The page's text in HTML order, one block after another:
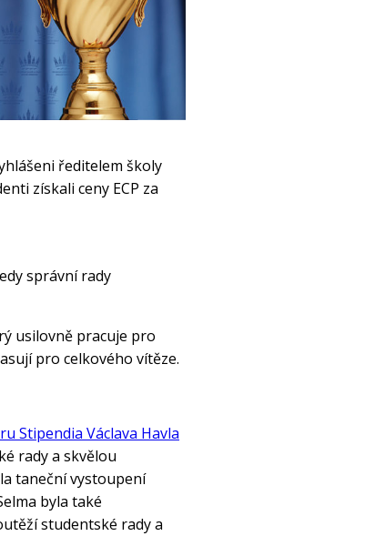
ředitelem školy
získali ceny ECP za
správní rady
usilovně pracuje pro
pro celkového vítěze.
Stipendia Václava Havla
rady a skvělou
taneční vystoupení
byla také
studentské rady a